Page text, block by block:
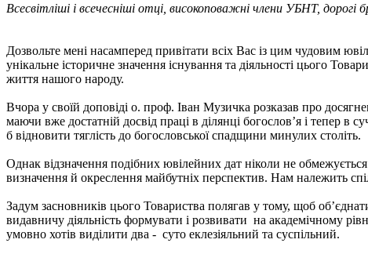
Всесвітліші і всечесніші отці, високоповажні члени УБНТ, дорогі
Дозвольте мені насамперед привітати всіх Вас із цим чудовим
унікальне історичне значення існування та діяльності цього
життя нашого народу.
Вчора у своїй доповіді о. проф. Іван Музичка розказав про
маючи вже достатній досвід праці в ділянці богослов’я і тепер
б відновити тяглість до богословської спадщини минулих століть.
Однак відзначення подібних ювілейних дат ніколи не
визначення й окреслення майбутніх перспектив. Нам належить
Задум засновників цього Товариства полягав у тому, щоб
видавничу діяльність формувати і розвивати на академічному
умовно хотів виділити два - суто еклезіяльний та суспільний.